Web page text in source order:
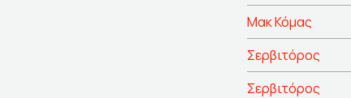
Μακ Κόμας
Σερβιτόρος
Σερβιτόρος